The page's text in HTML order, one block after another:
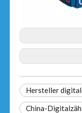
Hersteller
China-